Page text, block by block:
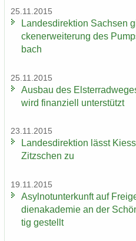
25.11.2015
Lan­des­di­rek­ti­on Sach­sen
cken­er­wei­te­rung des
bach
25.11.2015
Aus­bau des
wird fi­nan­zi­ell un­ter­stützt
23.11.2015
Lan­des­di­rek­ti­on lässt
Zitz­schen zu
19.11.2015
Asyl­not­un­ter­kunft auf
di­en­aka­de­mie an der
tig ge­stellt